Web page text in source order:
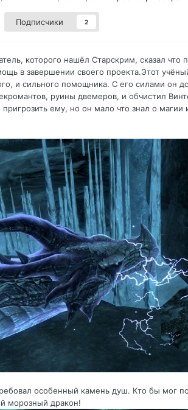
Подписчики 2
которого нашёл Старскрим, сказал
в завершении своего проекта.Этот
и сильного помощника. С его силами он
руины двемеров, и обчистил
ему, но он мало что знал о магии
особенный камень душ. Кто бы мог
морозный дракон!